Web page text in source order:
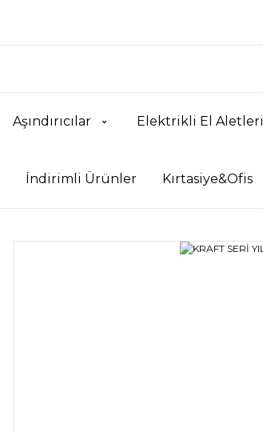
Aşındırıcılar Elektrikli El Aletleri
İndirimli Ürünler Kırtasiye&Ofis